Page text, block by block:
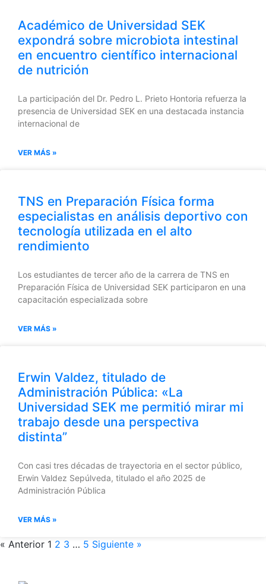
Académico de Universidad SEK
expondrá sobre microbiota intestinal
en encuentro científico internacional
de nutrición
La participación del Dr. Pedro L. Prieto Hontoria refuerza la
presencia de Universidad SEK en una destacada instancia
internacional de
VER MÁS »
TNS en Preparación Física forma
especialistas en análisis deportivo con
tecnología utilizada en el alto
rendimiento
Los estudiantes de tercer año de la carrera de TNS en
Preparación Física de Universidad SEK participaron en una
capacitación especializada sobre
VER MÁS »
Erwin Valdez, titulado de
Administración Pública: «La
Universidad SEK me permitió mirar mi
trabajo desde una perspectiva
distinta”
Con casi tres décadas de trayectoria en el sector público,
Erwin Valdez Sepúlveda, titulado el año 2025 de
Administración Pública
VER MÁS »
« Anterior 1 2 3 … 5 Siguiente »